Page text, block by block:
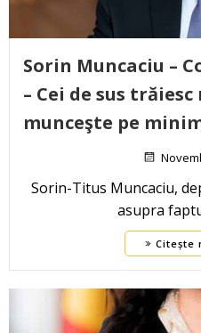
Sorin Muncaciu –
– Cei de sus
munceşte pe
Sorin-Titus Muncaciu,
asupra
Citește